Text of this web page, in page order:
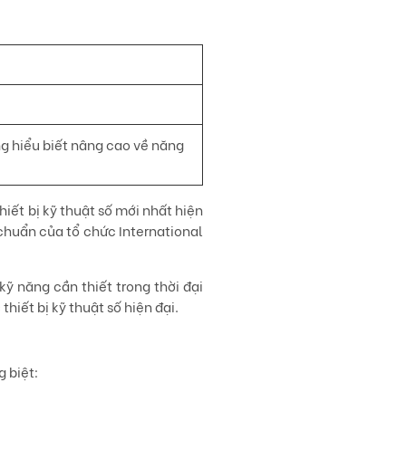
hiểu biết nâng cao về năng
bị kỹ thuật số mới nhất hiện
của tổ chức International
năng cần thiết trong thời đại
bị kỹ thuật số hiện đại.
biệt: